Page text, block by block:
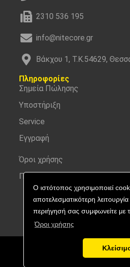
Ο ιστότοπος χρησιμοποιεί
αποτελεσματικότερη
περιήγησή σας συμφωνείτε με
Όροι χρήσης
2310 536 195
info@nitecore.gr
Βάκχου 1, Τ.Κ.54629,
Πληροφορίες
Σημεία Πώλησης
Υποστήριξη
Service
Εγγραφή
Όροι χρήσης
Προσωπικά δεδομένα
Copyright © 2026 Nitecore |